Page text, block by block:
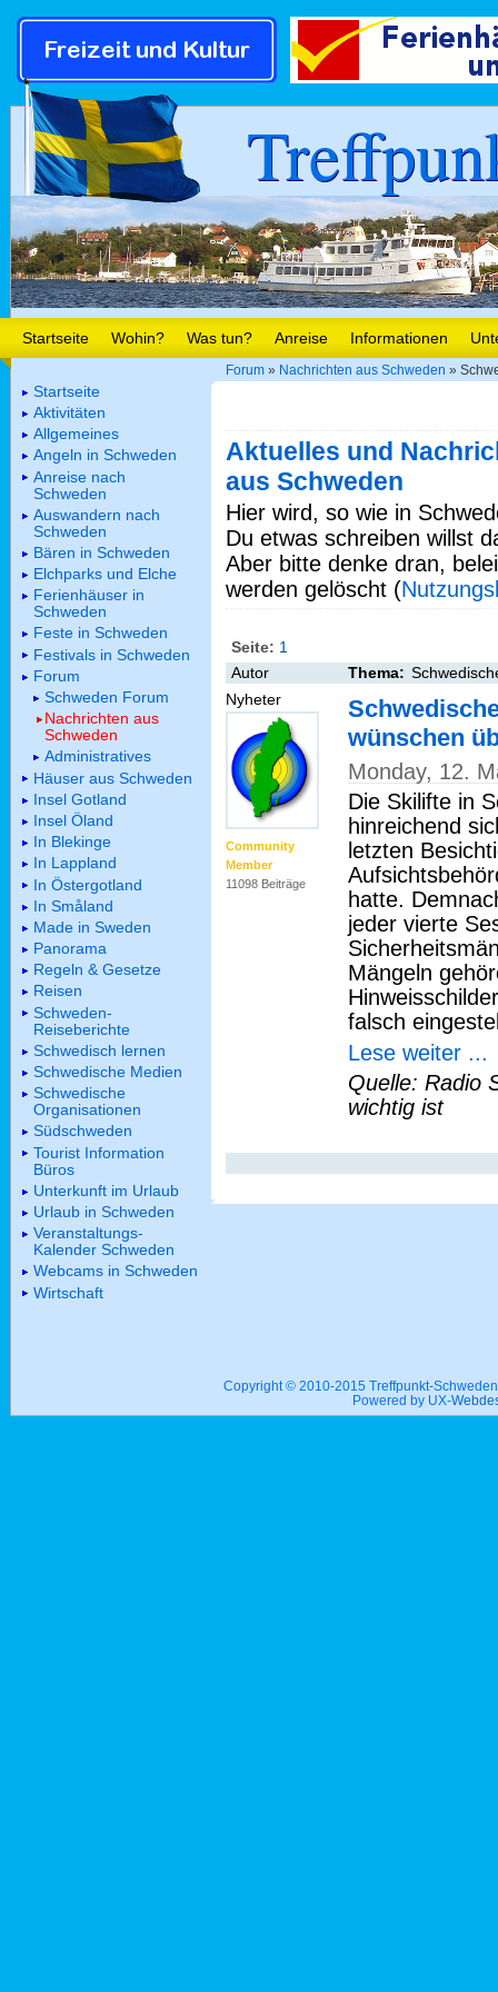
Startseite Wohin? Was tun? Anreise Informationen
Forum » Nachrichten aus Schweden »
Aktuelles und
aus Schweden
Hier wird, so wie in
Du etwas schreiben willst
Aber bitte denke dran,
werden gelöscht (
Seite: 1
Autor
Thema:
Nyheter
Community
Member
11098 Beiträge
wünschen
Monday, 12.
Die Skilifte in
hinreichend
letzten
hatte.
jeder vierte
Mängeln
falsch
Lese weiter ...
Quelle: Radio
wichtig ist
Startseite
Aktivitäten
Allgemeines
Angeln in Schweden
Anreise nach
Schweden
Auswandern nach
Schweden
Bären in Schweden
Elchparks und Elche
Ferienhäuser in
Schweden
Feste in Schweden
Festivals in Schweden
Forum
Schweden Forum
Nachrichten aus
Schweden
Administratives
Häuser aus Schweden
Insel Gotland
Insel Öland
In Blekinge
In Lappland
In Östergotland
In Småland
Made in Sweden
Panorama
Regeln & Gesetze
Reisen
Schweden-
Reiseberichte
Schwedisch lernen
Schwedische Medien
Schwedische
Organisationen
Südschweden
Tourist Information
Büros
Unterkunft im Urlaub
Urlaub in Schweden
Veranstaltungs-
Kalender Schweden
Webcams in Schweden
Wirtschaft
Copyright © 2010-2015 Treffpunkt-
Powered by UX-